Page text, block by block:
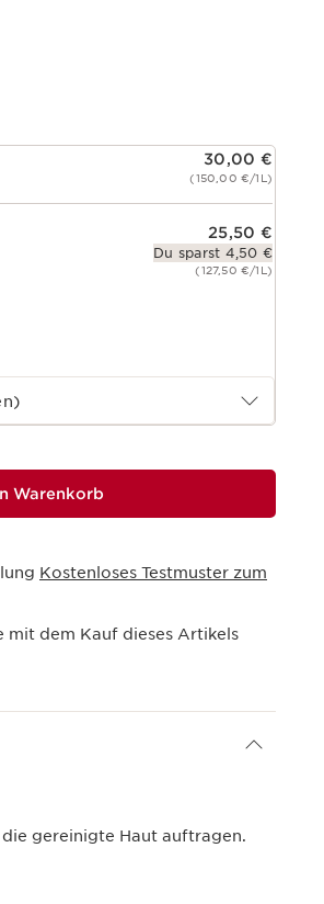
30,00 €
(150,00 €/1L)
25,50 €
Du sparst 4,50 €
(127,50 €/1L)
Warenkorb
Kostenloses Testmuster zum
mit dem Kauf dieses Artikels
gereinigte Haut auftragen.